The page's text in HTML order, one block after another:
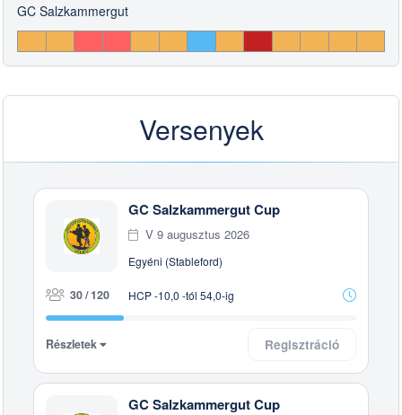
GC Salzkammergut
Versenyek
GC Salzkammergut Cup
V 9 augusztus 2026
Egyéni (Stableford)
30 / 120 HCP -10,0 -tól 54,0-ig
Részletek Regisztráció
GC Salzkammergut Cup